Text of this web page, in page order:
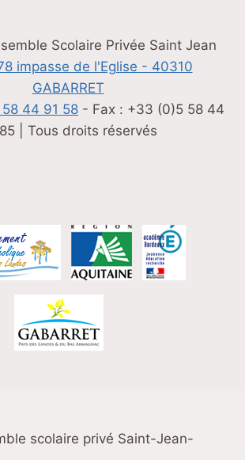
Scolaire Privée Saint Jean
impasse de l'Eglise - 40310
GABARRET
44 91 58 - Fax : +33 (0)5 58 44
| Tous droits réservés
scolaire privé Saint-Jean-